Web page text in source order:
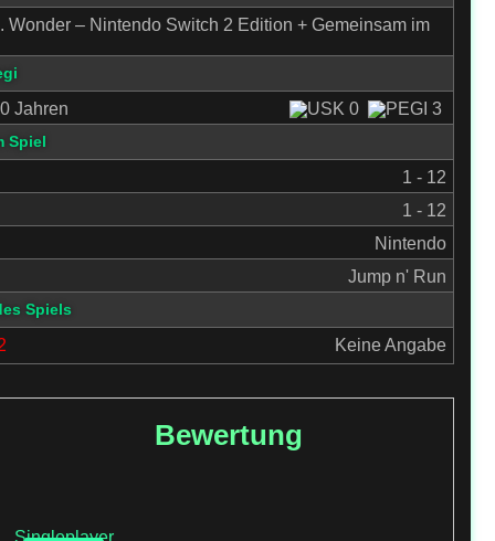
Wonder – Nintendo Switch 2 Edition + Gemeinsam im
0 Jahren
Spiel
1 - 12
1 - 12
Nintendo
Jump n' Run
Spiels
Keine Angabe
Bewertung
Singleplayer